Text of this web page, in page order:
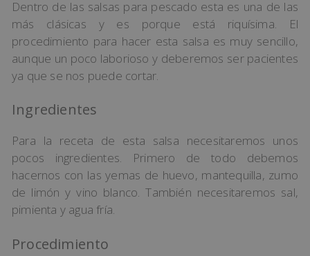
Dentro de las salsas para pescado esta es una de las
más clásicas y es porque está riquísima. El
procedimiento para hacer esta salsa es muy sencillo,
aunque un poco laborioso y deberemos ser pacientes
ya que se nos puede cortar.
Ingredientes
Para la receta de esta salsa necesitaremos unos
pocos ingredientes. Primero de todo debemos
hacernos con las yemas de huevo, mantequilla, zumo
de limón y vino blanco. También necesitaremos sal,
pimienta y agua fría.
Procedimiento